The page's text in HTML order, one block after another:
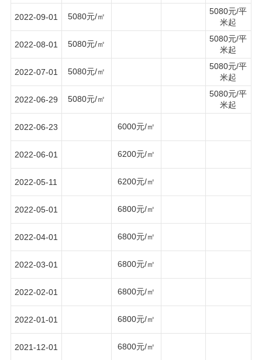
2022-09-01 5080元/㎡
5080元/平
米起
2022-08-01 5080元/㎡
5080元/平
米起
2022-07-01 5080元/㎡
5080元/平
米起
2022-06-29 5080元/㎡
5080元/平
米起
2022-06-23 6000元/㎡
2022-06-01 6200元/㎡
2022-05-11 6200元/㎡
2022-05-01 6800元/㎡
2022-04-01 6800元/㎡
2022-03-01 6800元/㎡
2022-02-01 6800元/㎡
2022-01-01 6800元/㎡
2021-12-01 6800元/㎡